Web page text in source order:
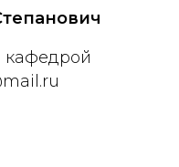
кафедрой